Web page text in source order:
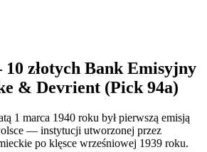
złotych Bank Emisyjny
& Devrient (Pick 94a)
1 marca 1940 roku był pierwszą emisją
— instytucji utworzonej przez
po klęsce wrześniowej 1939 roku.